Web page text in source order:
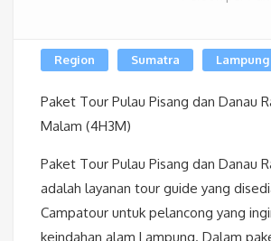
Region Sumatra Lampung
Paket Tour Pulau Pisang dan Danau
Malam (4H3M)
Paket Tour Pulau Pisang dan Danau
adalah layanan tour guide yang
Campatour untuk pelancong yang
keindahan alam Lampung. Dalam